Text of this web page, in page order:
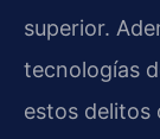
superior.
tecnologías
estos delitos